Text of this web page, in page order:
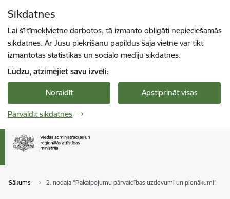
Sīkdatnes
Lai šī tīmekļvietne darbotos, tā izmanto obligāti nepieciešamās
sīkdatnes. Ar Jūsu piekrišanu papildus šajā vietnē var tikt
izmantotas statistikas un sociālo mediju sīkdatnes.
Lūdzu, atzīmējiet savu izvēli:
Noraidīt Apstiprināt visas
Pārvaldīt sīkdatnes
Sākums 2. nodaļa "Pakalpojumu pārvaldības uzdevumi un pienākumi"